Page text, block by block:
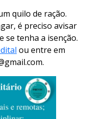
quilo de ração.
é preciso avisar
se tenha a isenção.
ou entre em